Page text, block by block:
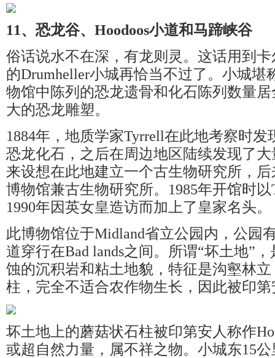
11、恐龙谷、Hoodoos小道和马蹄峡谷
俗话说水不在深，有龙则灵。这话用到
的Drumheller小城再恰当不过了。小城堪
物馆中陈列的恐龙遗骨和化石陈列数量
大的恐龙雕塑。
1884年，地质学家Tyrrell在此地考察时
恐龙化石，之后在周边地区陆续发现了
来设想在此地建立一个古生物研究所，
博物馆兼古生物研究所。1985年开馆时
1990年因英女皇造访而加上了皇家名头。
此博物馆位于Midland省立公园内，公园
道穿行在Bad lands之间。所谓“坏土地”
蚀的沉积岩和粘土地貌，特征是沟壑林
柱，完全不适合农作物生长，因此被印
坏土地上的蘑菇状石柱被印第安人称作
或超自然力量，属不祥之物。小城东15公